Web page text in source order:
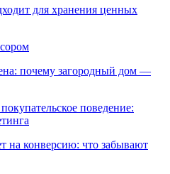
для хранения ценных
почему загородный дом —
поведение:
на конверсию: что забывают